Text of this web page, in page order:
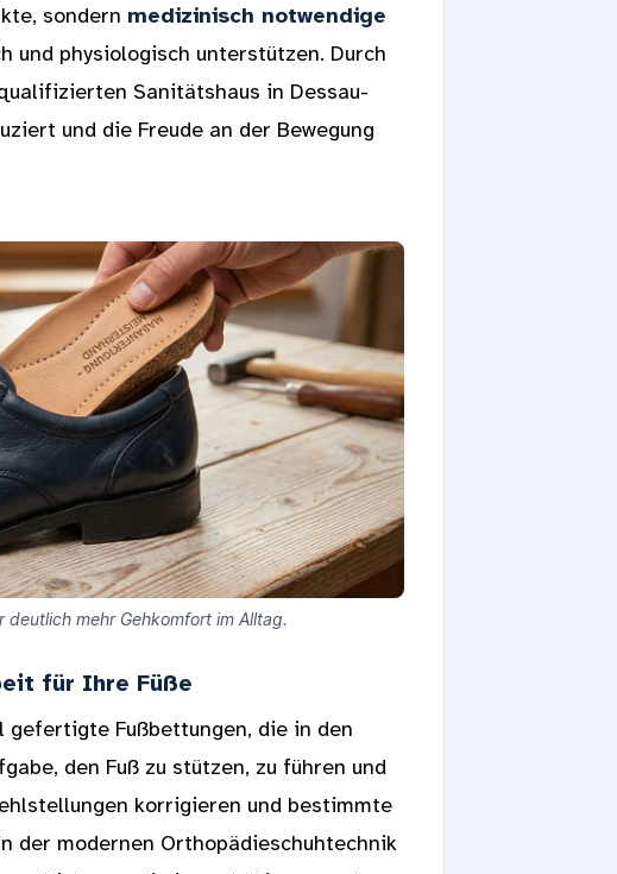
sondern medizinisch notwendige
und physiologisch unterstützen. Durch
Sanitätshaus in Dessau-
und die Freude an der Bewegung
mehr Gehkomfort im Alltag.
für Ihre Füße
Fußbettungen, die in den
den Fuß zu stützen, zu führen und
korrigieren und bestimmte
der modernen Orthopädieschuhtechnik